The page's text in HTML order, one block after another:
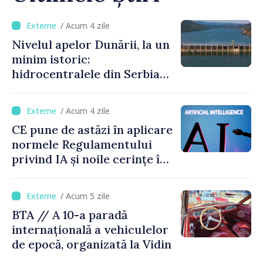
/ Acum 4 zile
Nivelul apelor Dunării, la un
minim istoric:
hidrocentralele din Serbia
capacitate
/ Acum 4 zile
CE pune de astăzi în aplicare
normele Regulamentului
privind IA și noile cerințe în
/ Acum 5 zile
BTA // A 10-a paradă
internațională a vehiculelor
de epocă, organizată la Vidin